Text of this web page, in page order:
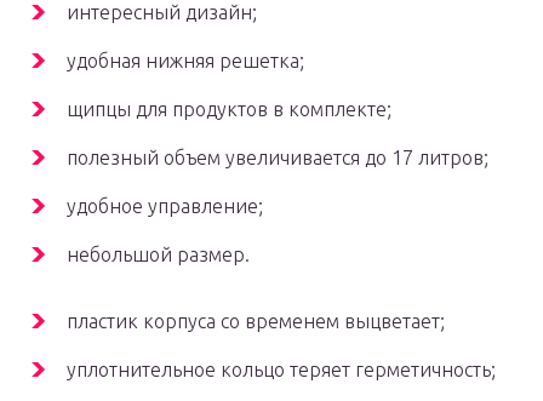
интересный дизайн;
удобная нижняя решетка;
щипцы для продуктов в комплекте;
полезный объем увеличивается до 17 литров;
удобное управление;
небольшой размер.
пластик корпуса со временем выцветает;
уплотнительное кольцо теряет герметичность;